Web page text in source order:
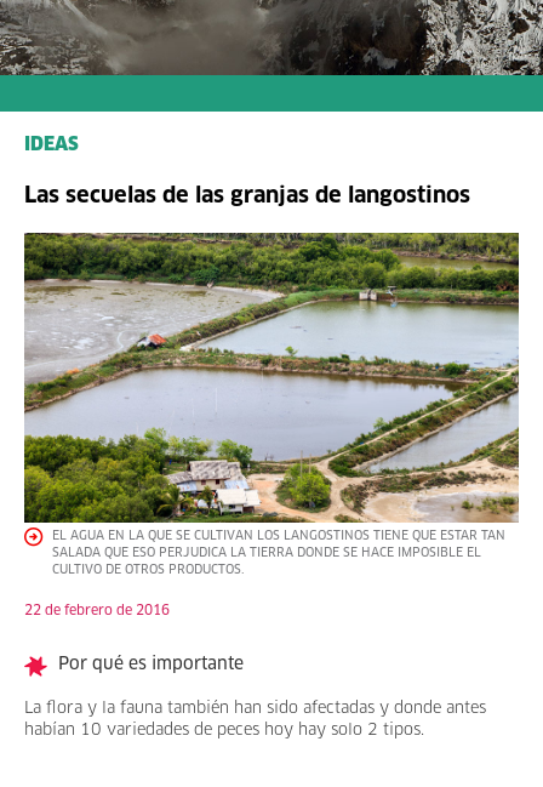
IDEAS
Las secuelas de las granjas de langostinos
EL AGUA EN LA QUE SE CULTIVAN LOS LANGOSTINOS TIENE QUE ESTAR TAN
SALADA QUE ESO PERJUDICA LA TIERRA DONDE SE HACE IMPOSIBLE EL
CULTIVO DE OTROS PRODUCTOS.
22 de febrero de 2016
Por qué es importante
La flora y la fauna también han sido afectadas y donde antes
habían 10 variedades de peces hoy hay solo 2 tipos.